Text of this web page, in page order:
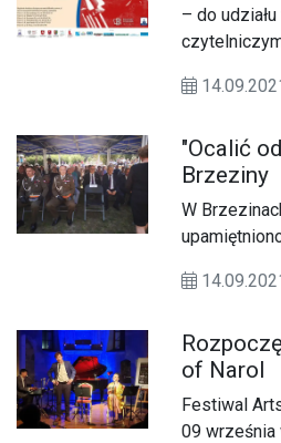
– do
dorosłych
"Ocalić
Brzeziny
W
of Narol
Festiwal
09 września